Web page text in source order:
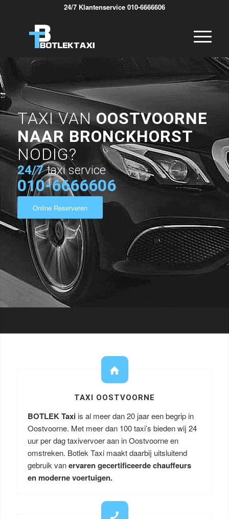
24/7 Klantenservice 010-6666606
TAXI VANOOSTVOORNE
NAAR BRONCKHORST
NODIG?
24/7 taxi service
010-6666606
Online Reserveren
TAXI OOSTVOORNE
BOTLEK Taxi is al meer dan 20 jaar een begrip in
Oostvoorne. Met meer dan 100 taxi’s bieden wij 24
uur per dag taxivervoer aan in Oostvoorne en
omstreken. Botlek Taxi maakt daarbij uitsluitend
gebruik vanervaren gecertificeerde chauffeurs
en moderne voertuigen.